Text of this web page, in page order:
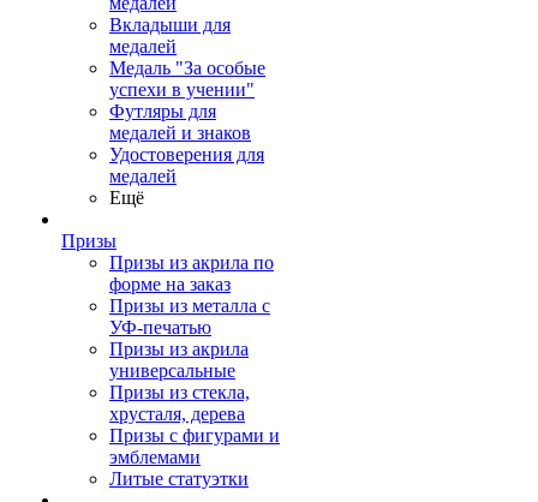
Вкладыши для
медалей
Медаль "За особые
успехи в учении"
Футляры для
медалей и знаков
Удостоверения для
медалей
Ещё
Призы
Призы из акрила по
форме на заказ
Призы из металла с
УФ-печатью
Призы из акрила
универсальные
Призы из стекла,
хрусталя, дерева
Призы с фигурами и
эмблемами
Литые статуэтки